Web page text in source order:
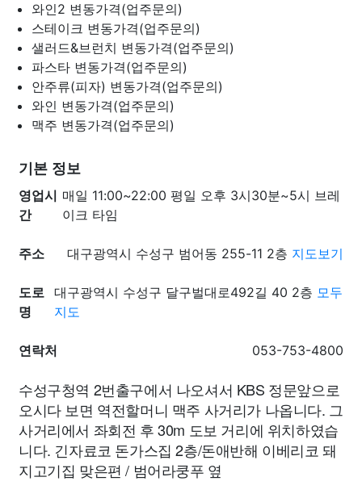
와인2 변동가격(업주문의)
스테이크 변동가격(업주문의)
샐러드&브런치 변동가격(업주문의)
파스타 변동가격(업주문의)
안주류(피자) 변동가격(업주문의)
와인 변동가격(업주문의)
맥주 변동가격(업주문의)
기본 정보
영업시
간
매일 11:00~22:00 평일 오후 3시30분~5시 브레
이크 타임
주소 대구광역시 수성구 범어동 255-11 2층 지도보기
도로
명
대구광역시 수성구 달구벌대로492길 40 2층 모두
지도
연락처 053-753-4800
수성구청역 2번출구에서 나오셔서 KBS 정문앞으로
오시다 보면 역전할머니 맥주 사거리가 나옵니다. 그
사거리에서 좌회전 후 30m 도보 거리에 위치하였습
니다. 긴자료코 돈가스집 2층/돈애반해 이베리코 돼
지고기집 맞은편 / 범어라쿵푸 옆